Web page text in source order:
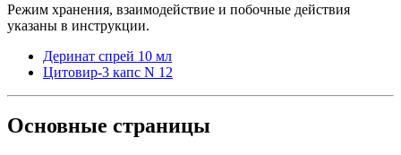
Режим хранения, взаимодействие и побочные действия
указаны в инструкции.
Деринат спрей 10 мл
Цитовир-3 капс N 12
Основные страницы